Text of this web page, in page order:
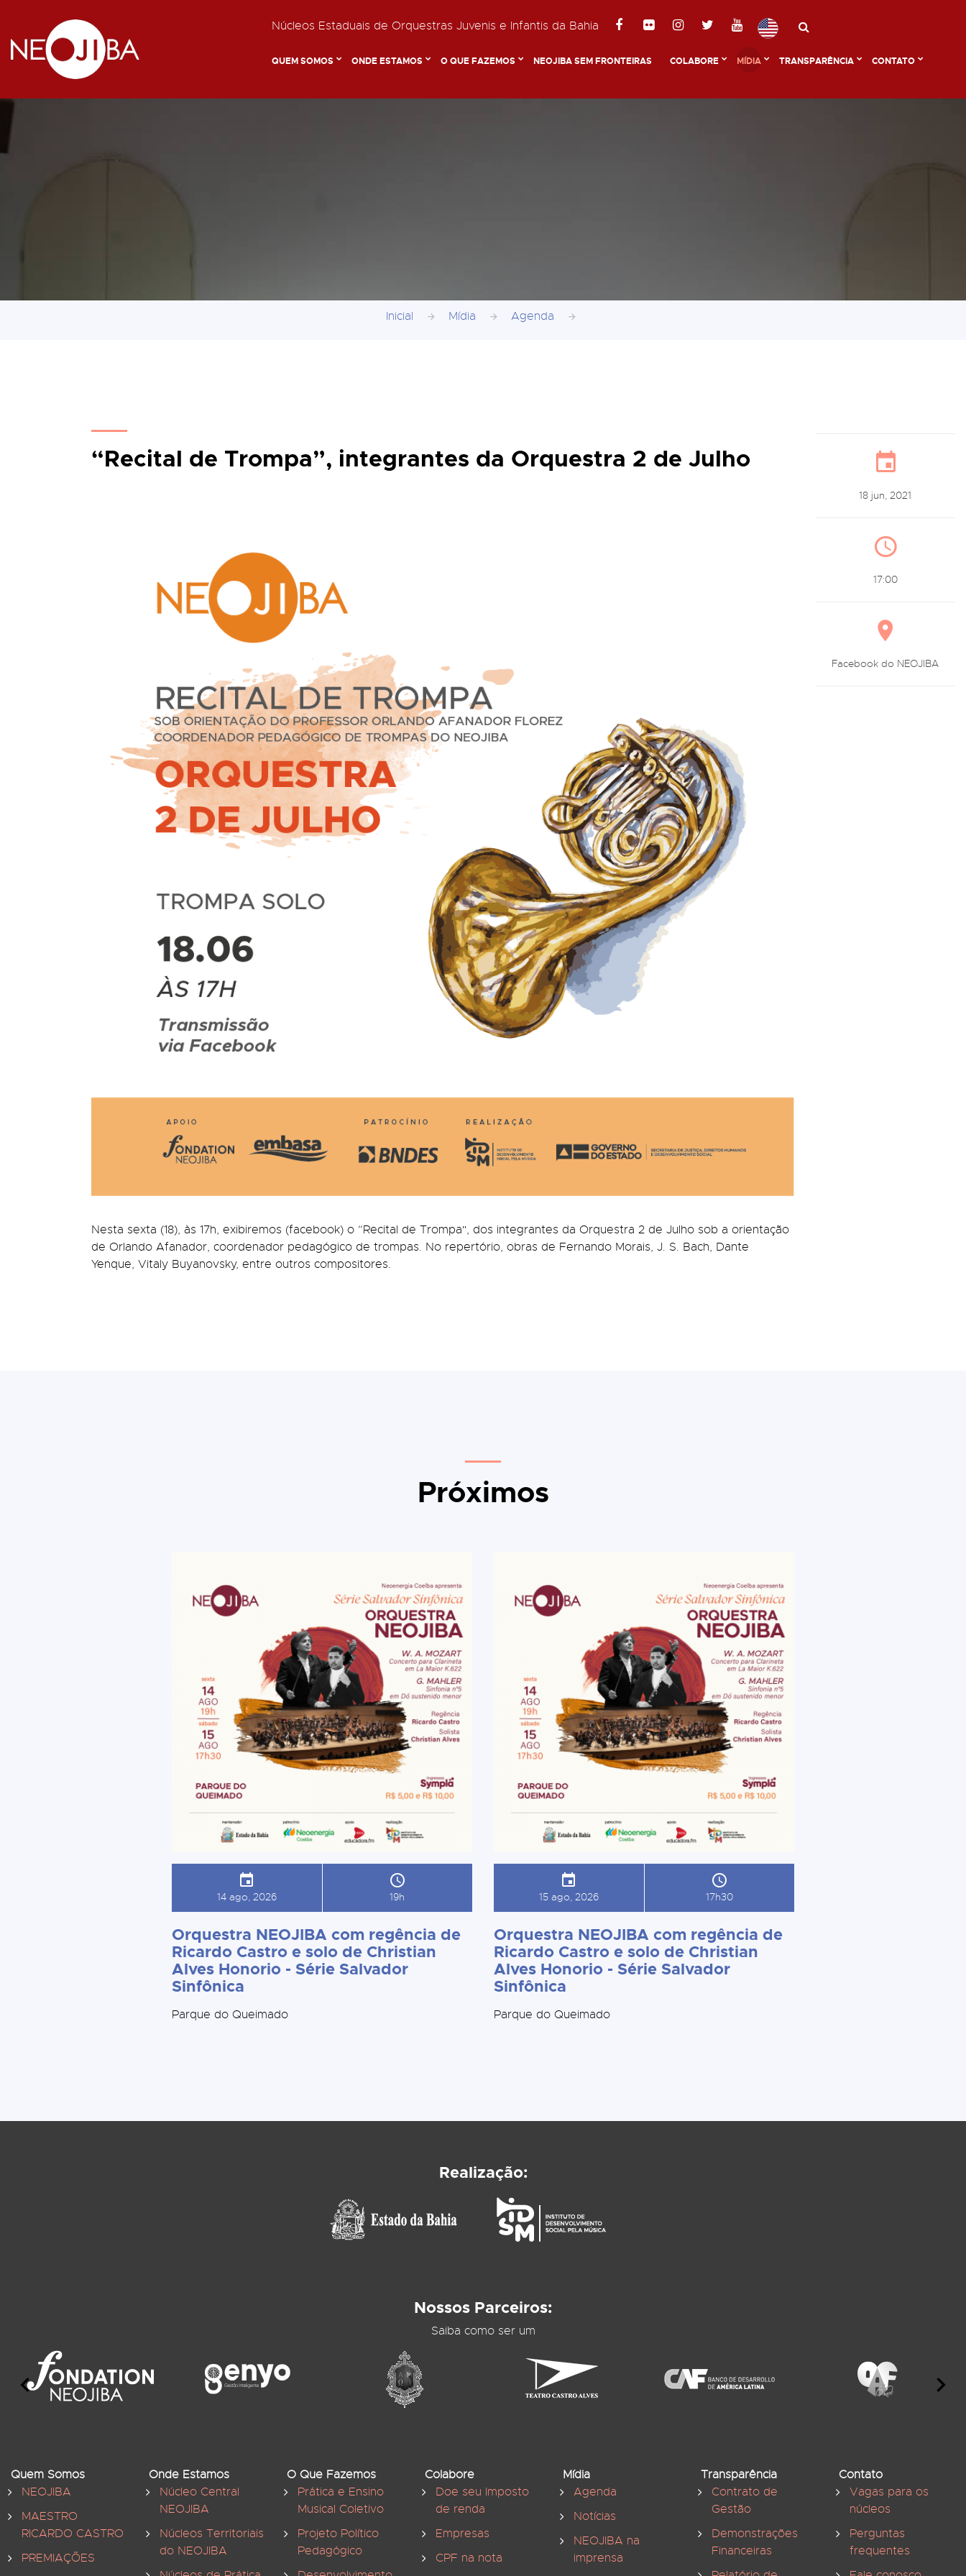
Núcleos Estaduais de Orquestras Juvenis e Infantis da Bahia
QUEM SOMOS ONDE ESTAMOS O QUE FAZEMOS NEOJIBA SEM FRONTEIRAS COLABORE MÍDIA TRANSPARÊNCIA CONTATO
Inicial Mídia Agenda
“Recital de Trompa”, integrantes da Orquestra 2 de Julho
Nesta sexta (18), às 17h, exibiremos (facebook) o “Recital de Trompa", dos integrantes da Orquestra 2 de Julho sob a orientação
de Orlando Afanador, coordenador pedagógico de trompas. No repertório, obras de Fernando Morais, J. S. Bach, Dante
Yenque, Vitaly Buyanovsky, entre outros compositores.
18 jun, 2021
17:00
Facebook do NEOJIBA
Próximos
14 ago, 2026 19h
Orquestra NEOJIBA com regência de
Ricardo Castro e solo de Christian
Alves Honorio - Série Salvador
Sinfônica
Parque do Queimado
15 ago, 2026 17h30
Orquestra NEOJIBA com regência de
Ricardo Castro e solo de Christian
Alves Honorio - Série Salvador
Sinfônica
Parque do Queimado
Realização:
Nossos Parceiros:
Saiba como ser um
Quem Somos
NEOJIBA
MAESTRO
RICARDO CASTRO
PREMIAÇÕES
Onde Estamos
Núcleo Central
NEOJIBA
Núcleos Territoriais
do NEOJIBA
O Que Fazemos
Prática e Ensino
Musical Coletivo
Projeto Político
Pedagógico
Colabore
Doe seu Imposto
de renda
Empresas
CPF na nota
Mídia
Agenda
Notícias
NEOJIBA na
imprensa
Transparência
Contrato de
Gestão
Demonstrações
Financeiras
Contato
Vagas para os
núcleos
Perguntas
frequentes